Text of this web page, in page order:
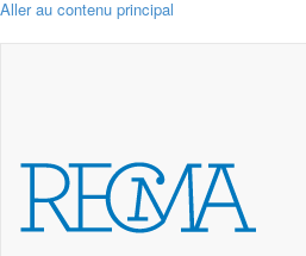
Aller au contenu principal